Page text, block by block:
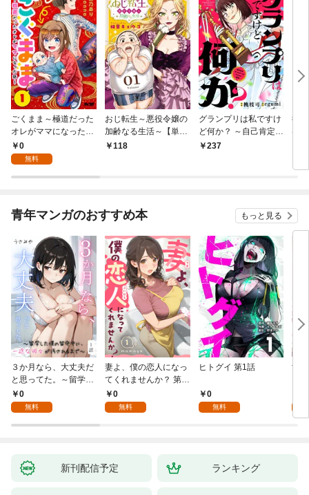
ごくまま～極道だった
オレがママになった話
～【単話】（１）
0
無料
おじ転生～悪役令嬢の
加齢なる生活～【単
話】（１）
118
グランプリは私ですけ
ど何か？ ～自己肯定モ
ンスターのミスコン無
237
後
は
青年マンガのおすすめ本 もっと見る
３か月なら、大丈夫だ
と思ってた。～留学し
た僕の留守中に、一途
な彼女が汚されるまで
0
無料
妻よ、僕の恋人になっ
てくれませんか？ 第1
話0
無料
ヒトグイ 第1話
0
無料
世
新刊配信予定 ランキング